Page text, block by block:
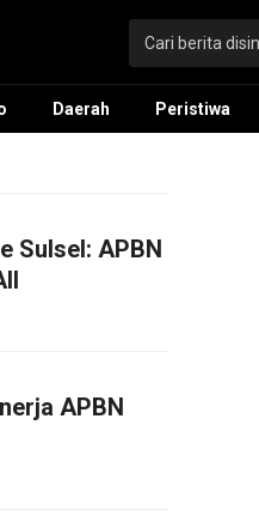
Daerah Peristiwa
Sulsel: APBN
APBN